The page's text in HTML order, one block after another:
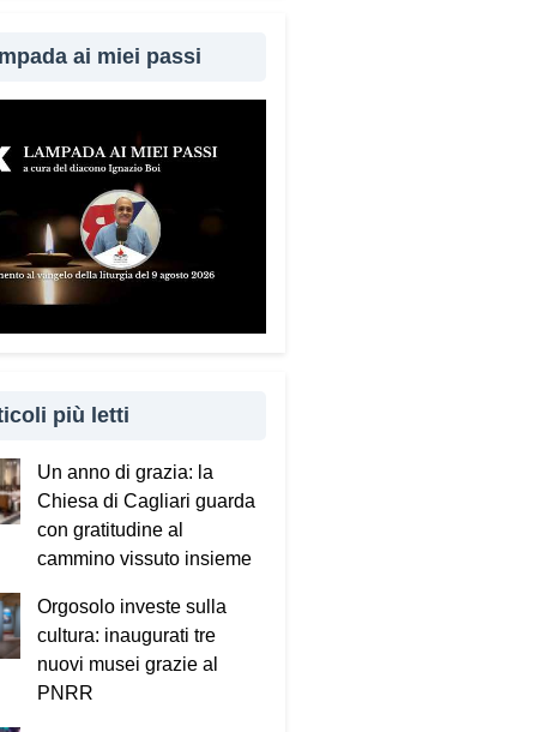
ai miei passi
più letti
Un anno di grazia: la
Chiesa di Cagliari guarda
con gratitudine al
cammino vissuto insieme
Orgosolo investe sulla
cultura: inaugurati tre
nuovi musei grazie al
PNRR